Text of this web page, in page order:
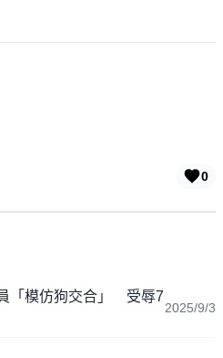
0
「模仿狗交合」 受辱7
2025/9/3